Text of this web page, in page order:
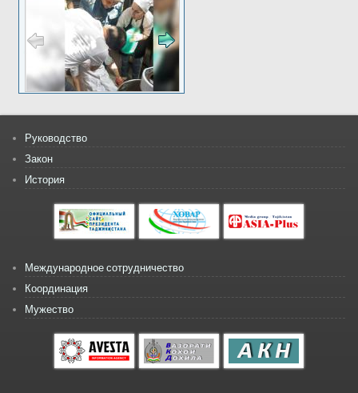
Руководство
Закон
История
Международное сотрудничество
Координация
Мужество